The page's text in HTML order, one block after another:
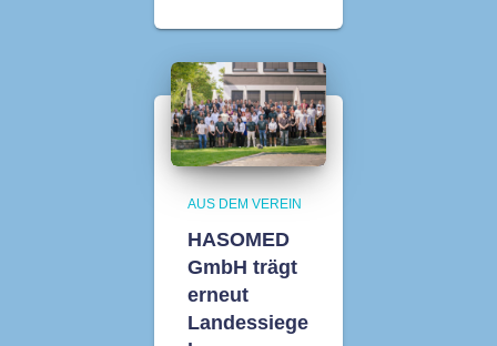
AUS DEM VEREIN
HASOMED
GmbH trägt
erneut
Landessiege